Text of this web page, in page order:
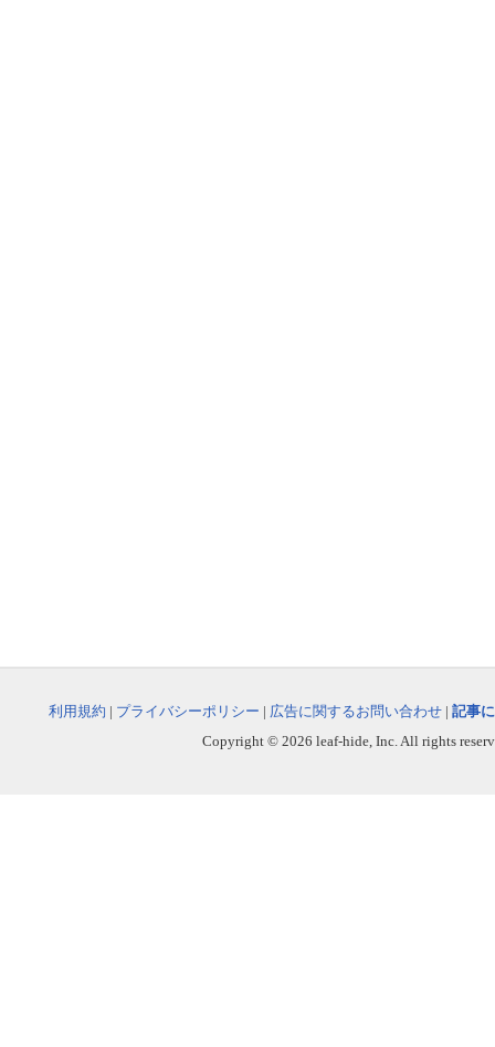
利用規約 | プライバシーポリシー | 広告に関するお問い合わせ | 記事
Copyright © 2026 leaf-hide, Inc. All rights